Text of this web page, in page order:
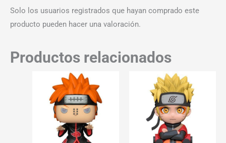
Solo los usuarios registrados que hayan comprado este
producto pueden hacer una valoración.
Productos relacionados